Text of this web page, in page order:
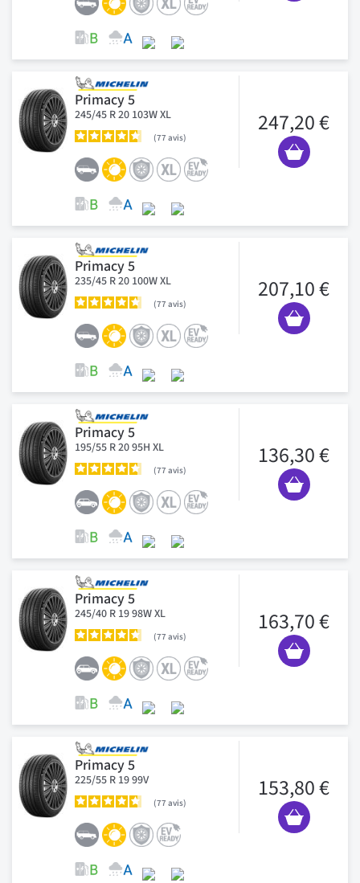
Primacy 5
245/45 R 20 103W XL
77 avis
247,20 €
Primacy 5
235/45 R 20 100W XL
77 avis
207,10 €
Primacy 5
195/55 R 20 95H XL
77 avis
136,30 €
Primacy 5
245/40 R 19 98W XL
77 avis
163,70 €
Primacy 5
225/55 R 19 99V
77 avis
153,80 €